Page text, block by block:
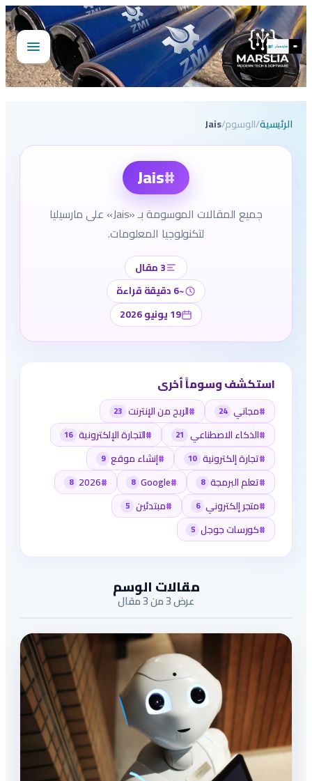
تخطى
إلى
المحتوى فتح
الرئيسية/الوسوم/
Jais
#
Jais
جميع المقالات الموسومة بـ «Jais» على مارسيليا
لتكنولوجيا المعلومات.
3 مقال
~6 دقيقة قراءة
19 يونيو 2026
استكشف وسوماً أخرى
#مجاني 24
#الربح من الإنترنت 23
#الذكاء الاصطناعي 21
#التجارة الإلكترونية 16
#تجارة إلكترونية 10
#إنشاء موقع 9
#تعلم البرمجة 8
#
Google
8
#
2026
8
#متجر إلكتروني 6
#مبتدئين 5
#كورسات جوجل 5
مقالات الوسم
عرض 3 من 3 مقال